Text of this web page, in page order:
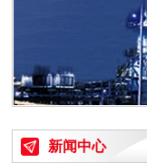
新闻中心